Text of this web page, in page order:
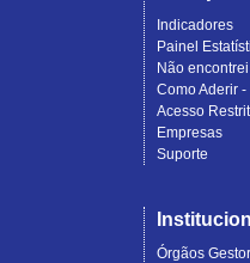
Indicadores
Painel
Não
Como Aderir
Acesso
Empresas
Suporte
Órgãos